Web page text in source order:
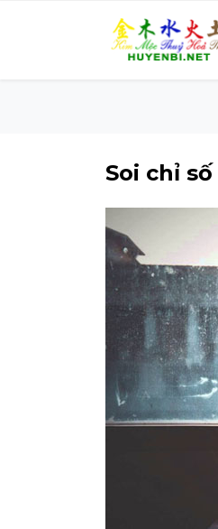
Soi chỉ